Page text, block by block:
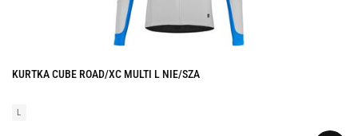
KURTKA CUBE ROAD/XC MULTI L NIE/SZA
L